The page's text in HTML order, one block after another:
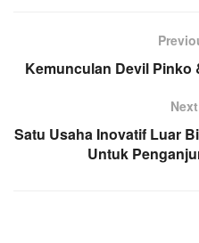
Kemunculan Devil Pinko
Satu Usaha Inovatif Luar
Untuk